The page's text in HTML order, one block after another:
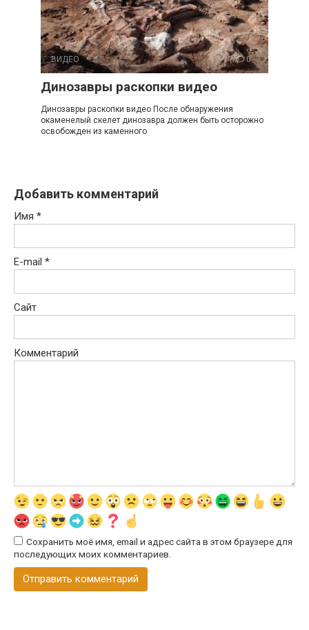
ВИДЕО 0
Динозавры раскопки видео
Динозавры раскопки видео После обнаружения
окаменелый скелет динозавра должен быть осторожно
освобожден из каменного
Добавить комментарий
Имя *
E-mail *
Сайт
Комментарий
Сохранить моё имя, email и адрес сайта в этом браузере для
последующих моих комментариев.